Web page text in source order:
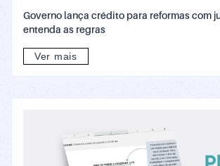
Governo lança crédito para reformas com
entenda as regras
Ver mais